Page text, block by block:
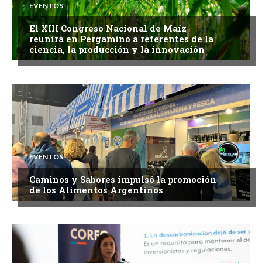
EVENTOS
El XIII Congreso Nacional de Maíz
reunirá en Pergamino a referentes de la
ciencia, la producción y la innovación
EVENTOS
Caminos y Sabores impulsó la promoción
de los Alimentos Argentinos